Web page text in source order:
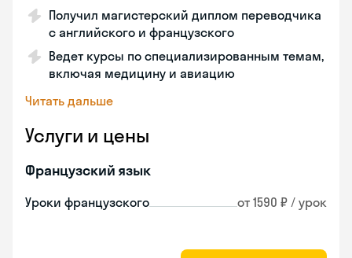
Получил магистерский диплом переводчика
с английского и французского
Ведет курсы по специализированным темам,
включая медицину и авиацию
Читать дальше
Услуги и цены
Французский язык
Уроки французского от 1590 ₽ / урок